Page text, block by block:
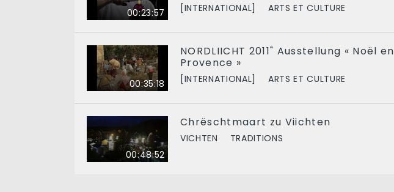
00:23:57 [INTERNATIONAL] ARTS ET CULTURE
00:35:18
NORDLIICHT 2011" Ausstellung « Noël en
Provence »
[INTERNATIONAL] ARTS ET CULTURE
00:48:52
Chrëschtmaart zu Viichten
VICHTEN TRADITIONS